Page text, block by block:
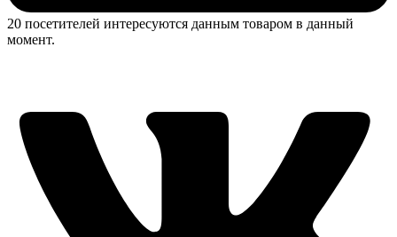
20 посетителей интересуются данным товаром в данный
момент.